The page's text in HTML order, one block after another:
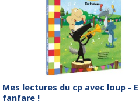
Mes lectures du cp avec loup -
fanfare !